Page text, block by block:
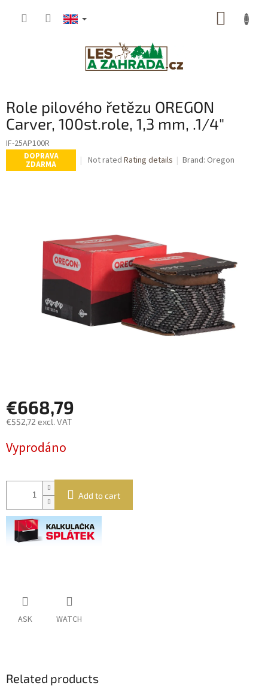
Role pilového řetězu OREGON
Carver, 100st.role, 1,3 mm, .1/4"
IF-25AP100R
DOPRAVA
ZDARMA
The
of
5
Not rated Rating details Brand: Oregon
€668,79
€552,72 excl. VAT
price:
Vyprodáno
Add to cart
ASK WATCH
Related products